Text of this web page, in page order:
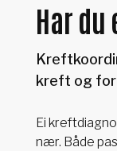
Har
kreft og for
Ei
nær. Både